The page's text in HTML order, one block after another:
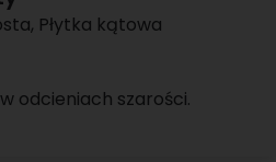
, Płytka kątowa
odcieniach szarości.